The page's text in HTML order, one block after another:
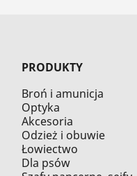
PRODUKTY
Broń i amunicja
Optyka
Akcesoria
Odzież i obuwie
Łowiectwo
Dla psów